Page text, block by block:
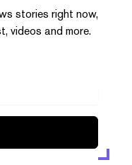
stories right now,
videos and more.